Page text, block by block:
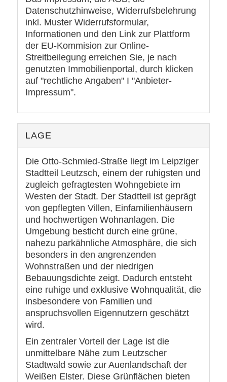
Datenschutzhinweise, Widerrufsbelehrung
inkl. Muster Widerrufsformular,
Informationen und den Link zur Plattform
der EU-Kommision zur Online-
Streitbeilegung erreichen Sie, je nach
genutzten Immobilienportal, durch klicken
auf "rechtliche Angaben" I "Anbieter-
Impressum".
LAGE
Die Otto-Schmied-Straße liegt im Leipziger
Stadtteil Leutzsch, einem der ruhigsten und
zugleich gefragtesten Wohngebiete im
Westen der Stadt. Der Stadtteil ist geprägt
von gepflegten Villen, Einfamilienhäusern
und hochwertigen Wohnanlagen. Die
Umgebung besticht durch eine grüne,
nahezu parkähnliche Atmosphäre, die sich
besonders in den angrenzenden
Wohnstraßen und der niedrigen
Bebauungsdichte zeigt. Dadurch entsteht
eine ruhige und exklusive Wohnqualität, die
insbesondere von Familien und
anspruchsvollen Eigennutzern geschätzt
wird.
Ein zentraler Vorteil der Lage ist die
unmittelbare Nähe zum Leutzscher
Stadtwald sowie zur Auenlandschaft der
Weißen Elster. Diese Grünflächen bieten